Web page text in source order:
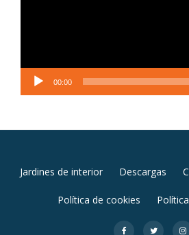
00:00
MENÚ
SECUNDARIO
Jardines de interior Descargas
Política de cookies
fa-
fa-
fa-